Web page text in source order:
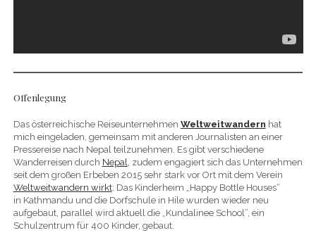
Offenlegung
Das österreichische Reiseunternehmen Weltweitwandern hat
mich eingeladen, gemeinsam mit anderen Journalisten an einer
Pressereise nach Nepal teilzunehmen. Es gibt verschiedene
Wanderreisen durch Nepal , zudem engagiert sich das Unternehmen
seit dem großen Erbeben 2015 sehr stark vor Ort mit dem Verein
Weltweitwandern wirkt: Das Kinderheim „Happy Bottle Houses“
in Kathmandu und die Dorfschule in Hile wurden wieder neu
aufgebaut, parallel wird aktuell die „Kundalinee School”, ein
Schulzentrum für 400 Kinder, gebaut.